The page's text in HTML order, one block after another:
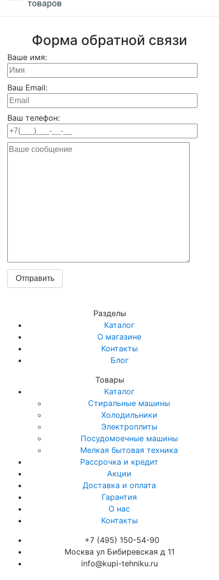
Форма обратной связи
Ваше имя:
Ваш Email:
Ваш телефон:
Разделы
Каталог
О магазине
Контакты
Блог
Товары
Каталог
Стиральные машины
Холодильники
Электроплиты
Посудомоечные машины
Мелкая бытовая техника
Рассрочка и кредит
Акции
Доставка и оплата
Гарантия
О нас
Контакты
+7 (495) 150-54-90
Москва ул Бибиревская д 11
info@kupi-tehniku.ru